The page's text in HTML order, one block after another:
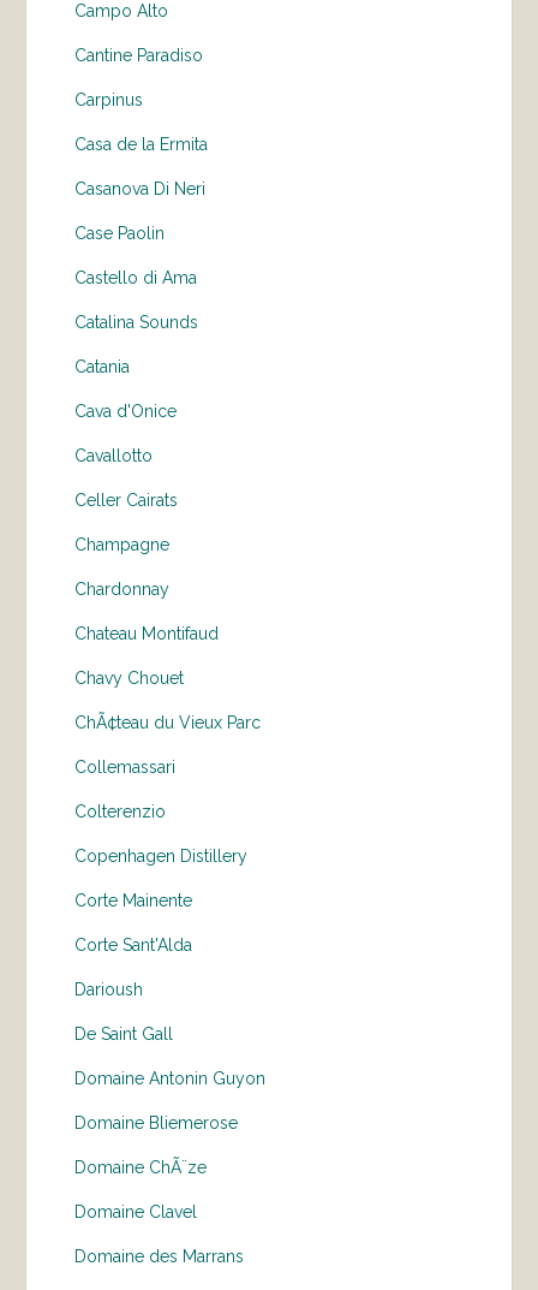
Campo Alto
Cantine Paradiso
Carpinus
Casa de la Ermita
Casanova Di Neri
Case Paolin
Castello di Ama
Catalina Sounds
Catania
Cava d'Onice
Cavallotto
Celler Cairats
Champagne
Chardonnay
Chateau Montifaud
Chavy Chouet
ChÃ¢teau du Vieux Parc
Collemassari
Colterenzio
Copenhagen Distillery
Corte Mainente
Corte Sant'Alda
Darioush
De Saint Gall
Domaine Antonin Guyon
Domaine Bliemerose
Domaine ChÃ¨ze
Domaine Clavel
Domaine des Marrans